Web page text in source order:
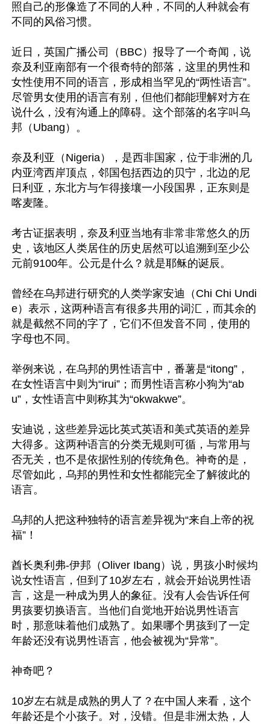
照自己的形像造了不同的人种，不同的人种就会有
不同的风俗习惯。
近日，英国广播公司（BBC）报导了一个奇闻，说
奈及利亚南部有一个很奇特的部落，这里的男性和
女性使用不同的语言，形成相当罕见的“两性语言”。
尽管男女使用的语言有别，但他们都能理解对方在
说什么，没有沟通上的障碍。这个部落的名字叫乌
邦（Ubang）。
奈及利亚（Nigeria），是西非国家，位于非洲的几
内亚湾西岸顶点，邻国包括西边的贝宁，北边的尼
日利亚，东北方与乍得接壤一小段国界，正东则是
喀麦隆。
考古证据表明，奈及利亚当地有非常非常悠久的历
史，该地区人类居住的历史居然可以追溯到至少公
元前9100年。公元是什么？就是耶稣的诞辰。
曾经在乌邦进行研究的人类学家安迪（Chi Chi Undi
e）表示，这两种语言有很多共用的词汇，而其余的
就是截然不同的字了，它们不但发音不同，使用的
字母也不同。
举例来说，在乌邦的男性语言中，番薯是“itong”，
在女性语言中则为“irui”；而男性语言称小狗为“ab
u”，女性语言中则称其为“okwakwe”。
安迪说，这些差异远比英式英语和美式英语的差异
大得多。这两种语言的分类无规则可循，与常用与
否无关，也不是依据性别的传统角色。神奇的是，
尽管如此，乌邦的男性和女性都能完全了解彼此的
语言。
乌邦的人把这种独特的语言差异视为“来自上帝的祝
福”！
酋长奥利弗-伊邦（Oliver Ibang）说，男孩小时候均
说女性语言，但到了10岁左右，就会开始说男性语
言，这是一种成为男人的象征。没有人会告诉任何
男孩要切换语言。当他们自觉地开始说男性语言
时，那意味着他们成熟了。如果哪个男孩到了一定
年龄还没有说男性语言，他会被视为“异常”。
神奇吧？
10岁左右就是成熟的男人了？在中国人来看，这个
年龄还是个小孩子。对，没错。但是非洲太热，人